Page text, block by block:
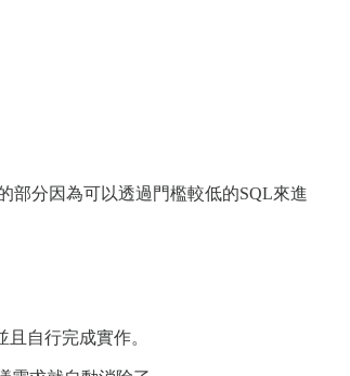
部分因為可以透過門檻較低的SQL來進
自行完成實作。